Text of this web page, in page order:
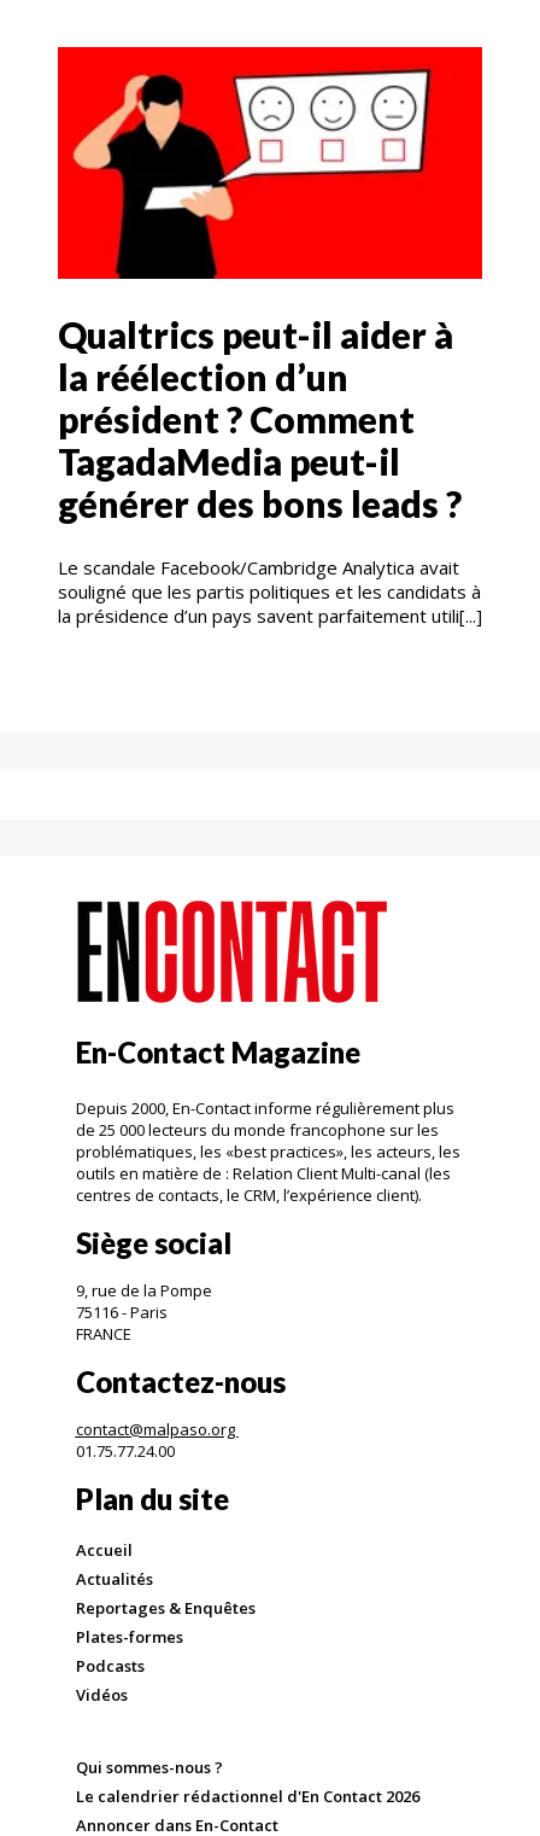
Qualtrics peut-il aider à
la réélection d’un
président ? Comment
TagadaMedia peut-il
générer des bons leads ?
Le scandale Facebook/Cambridge Analytica avait
souligné que les partis politiques et les candidats à
la présidence d’un pays savent parfaitement utili[...]
En-Contact Magazine
Depuis 2000, En-Contact informe régulièrement plus
de 25 000 lecteurs du monde francophone sur les
problématiques, les «best practices», les acteurs, les
outils en matière de : Relation Client Multi-canal (les
centres de contacts, le CRM, l’expérience client).
Siège social
9, rue de la Pompe
75116 - Paris
FRANCE
Contactez-nous
contact@malpaso.org
01.75.77.24.00
Plan du site
Accueil
Actualités
Reportages & Enquêtes
Plates-formes
Podcasts
Vidéos
Qui sommes-nous ?
Le calendrier rédactionnel d'En Contact 2026
Annoncer dans En-Contact